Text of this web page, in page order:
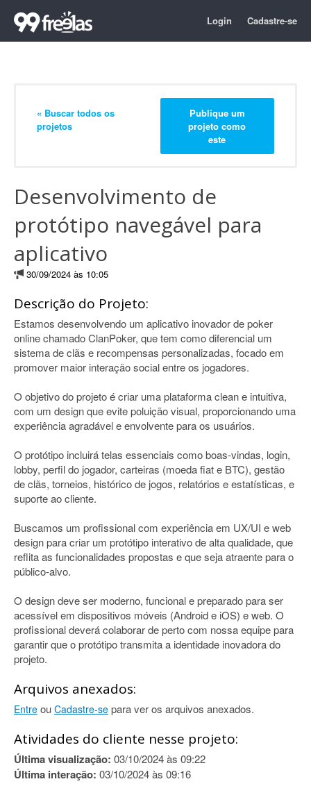
Login Cadastre-se
« Buscar todos os
projetos
Publique um
projeto como
este
Desenvolvimento de
protótipo navegável para
aplicativo
30/09/2024 às 10:05
Descrição do Projeto:
Estamos desenvolvendo um aplicativo inovador de poker
online chamado ClanPoker, que tem como diferencial um
sistema de clãs e recompensas personalizadas, focado em
promover maior interação social entre os jogadores.
O objetivo do projeto é criar uma plataforma clean e intuitiva,
com um design que evite poluição visual, proporcionando uma
experiência agradável e envolvente para os usuários.
O protótipo incluirá telas essenciais como boas-vindas, login,
lobby, perfil do jogador, carteiras (moeda fiat e BTC), gestão
de clãs, torneios, histórico de jogos, relatórios e estatísticas, e
suporte ao cliente.
Buscamos um profissional com experiência em UX/UI e web
design para criar um protótipo interativo de alta qualidade, que
reflita as funcionalidades propostas e que seja atraente para o
público-alvo.
O design deve ser moderno, funcional e preparado para ser
acessível em dispositivos móveis (Android e iOS) e web. O
profissional deverá colaborar de perto com nossa equipe para
garantir que o protótipo transmita a identidade inovadora do
projeto.
Arquivos anexados:
Entre ou Cadastre-se para ver os arquivos anexados.
Atividades do cliente nesse projeto:
Última visualização: 03/10/2024 às 09:22
Última interação: 03/10/2024 às 09:16